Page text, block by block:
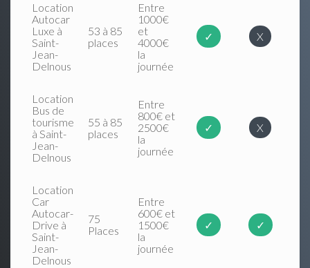
Location
Autocar
Luxe à
Saint-
Jean-
Delnous
53 à 85
places
Entre
1000€
et
4000€
la
journée
✓ X
Location
Bus de
tourisme
à Saint-
Jean-
Delnous
55 à 85
places
Entre
800€ et
2500€
la
journée
✓ X
Location
Car
Autocar-
Drive à
Saint-
Jean-
Delnous
75
Places
Entre
600€ et
1500€
la
journée
✓ ✓